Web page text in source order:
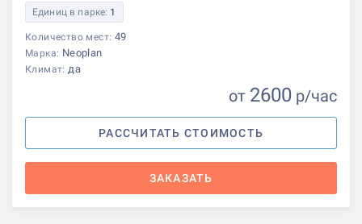
Единиц в парке: 1
Количество мест: 49
Марка: Neoplan
Климат:да
от 2600 р/час
РАССЧИТАТЬ СТОИМОСТЬ
ЗАКАЗАТЬ